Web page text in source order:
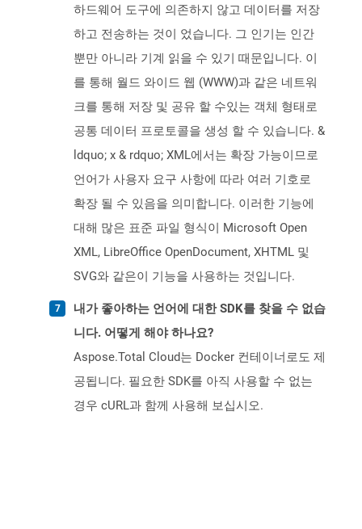
하드웨어 도구에 의존하지 않고 데이터를 저장
하고 전송하는 것이 었습니다. 그 인기는 인간
뿐만 아니라 기계 읽을 수 있기 때문입니다. 이
를 통해 월드 와이드 웹 (WWW)과 같은 네트워
크를 통해 저장 및 공유 할 수있는 객체 형태로
공통 데이터 프로토콜을 생성 할 수 있습니다. &
ldquo; x & rdquo; XML에서는 확장 가능이므로
언어가 사용자 요구 사항에 따라 여러 기호로
확장 될 수 있음을 의미합니다. 이러한 기능에
대해 많은 표준 파일 형식이 Microsoft Open
XML, LibreOffice OpenDocument, XHTML 및
SVG와 같은이 기능을 사용하는 것입니다.
내가 좋아하는 언어에 대한 SDK를 찾을 수 없습
니다. 어떻게 해야 하나요?
Aspose.Total Cloud는 Docker 컨테이너로도 제
공됩니다. 필요한 SDK를 아직 사용할 수 없는
경우 cURL과 함께 사용해 보십시오.